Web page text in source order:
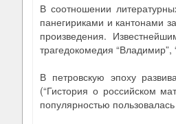
В соотношении
панегириками и кантонами
произведения.
трагедокомедия
В петровскую эпоху
(“Гистория о российском
популярностью